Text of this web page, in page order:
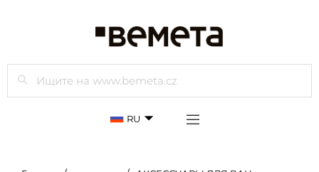
Просмотр
RU